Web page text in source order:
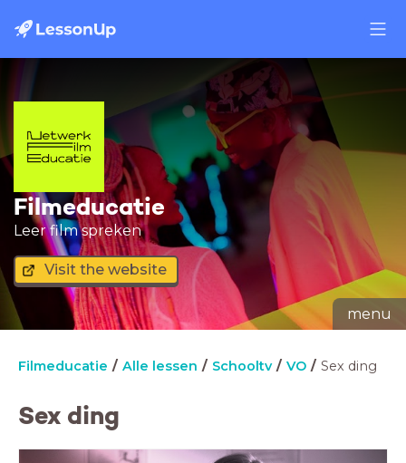
Filmeducatie
Leer film spreken
Visit the website
menu
Filmeducatie Alle lessen Schooltv VO Sex ding
Sex ding